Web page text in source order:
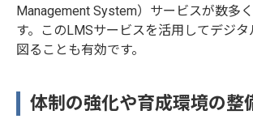
Management System）サービスが数多
す。このLMSサービスを活用してデジタ
図ることも有効です。
体制の強化や育成環境の整